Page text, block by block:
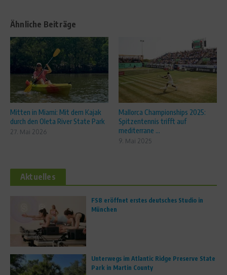
Ähnliche Beiträge
Mitten in Miami: Mit dem Kajak
durch den Oleta River State Park
27. Mai 2026
Mallorca Championships 2025:
Spitzentennis trifft auf
mediterrane ...
9. Mai 2025
Aktuelles
FS8 eröffnet erstes deutsches Studio in
München
Unterwegs im Atlantic Ridge Preserve State
Park in Martin County